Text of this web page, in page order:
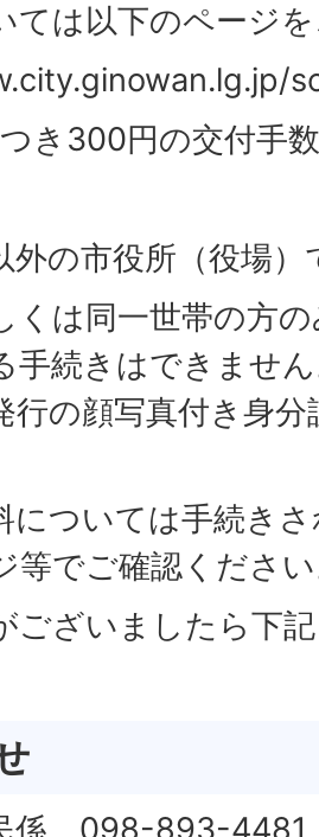
ては以下のページ
き300円の交付手
外の市役所（役場
は同一世帯の方
手続きはできませ
行の顔写真付き身
ついては手続き
等でご確認くださ
ございましたら下